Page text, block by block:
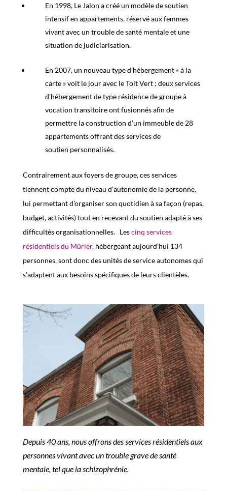
En 1998, Le Jalon a créé un modèle de soutien
intensif en appartements, réservé aux femmes
vivant avec un trouble de santé mentale et une
situation de judiciarisation.
En 2007,un nouveau type d’hébergement «à la
carte »voit le jour avec le Toit Vert ; deuxservices
d’hébergement de type résidence de groupe à
vocation transitoire ont fusionnésafin de
permettre la construction d’un immeuble de 28
appartements offrant des services de
soutien personnalisés.
Contrairement aux foyers de groupe, ces services
tiennent compte du niveau d’autonomie de la personne,
lui permettant d’organiser son quotidien à sa façon (repas,
budget, activités) tout en recevant du soutien adapté à ses
difficultés organisationnelles. Lescinq services
résidentiels du Mûrier, hébergeant aujourd’hui 134
personnes, sont donc des unités de service autonomes qui
s’adaptent aux besoins spécifiques de leurs clientèles.
Depuis 40 ans, nous offrons des services résidentiels aux
personnes vivant avec un trouble grave de santé
mentale, tel que la schizophrénie.